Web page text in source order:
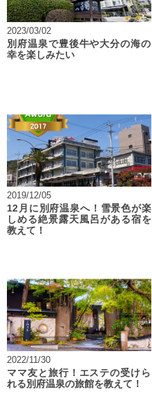
2023/03/02
別府温泉で豊後牛や大分の海の
幸を楽しみたい
2019/12/05
12月に別府温泉へ！雪景色が楽
しめる絶景露天風呂がある宿を
教えて！
2022/11/30
ママ友と旅行！エステの受けら
れる別府温泉の旅館を教えて！